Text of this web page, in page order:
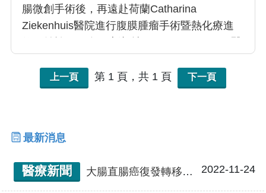
腸微創手術後，再遠赴荷蘭Catharina
Ziekenhuis醫院進行腹膜腫瘤手術暨熱化療進
訓證明。張醫師為人和藹可親，手術經驗豐
富，解說詳細，在微創手術上的研究更是首屈
人。
112年傑出主治醫師
上一頁 第 1 頁，共 1 頁 下一頁
最新消息
醫療新聞 大腸直腸癌復發轉移惡性腹膜腫瘤 輔助精準醫療-「免疫細胞療法」與「腹腔高壓氣霧化療」 逆轉病情 腹膜癌細胞幾乎全消失！ 2022-11-24